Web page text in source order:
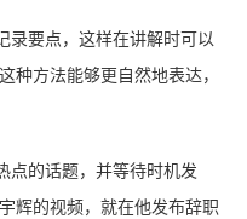
录要点，这样在讲解时可以
种方法能够更自然地表达，
点的话题，并等待时机发
辉的视频，就在他发布辞职